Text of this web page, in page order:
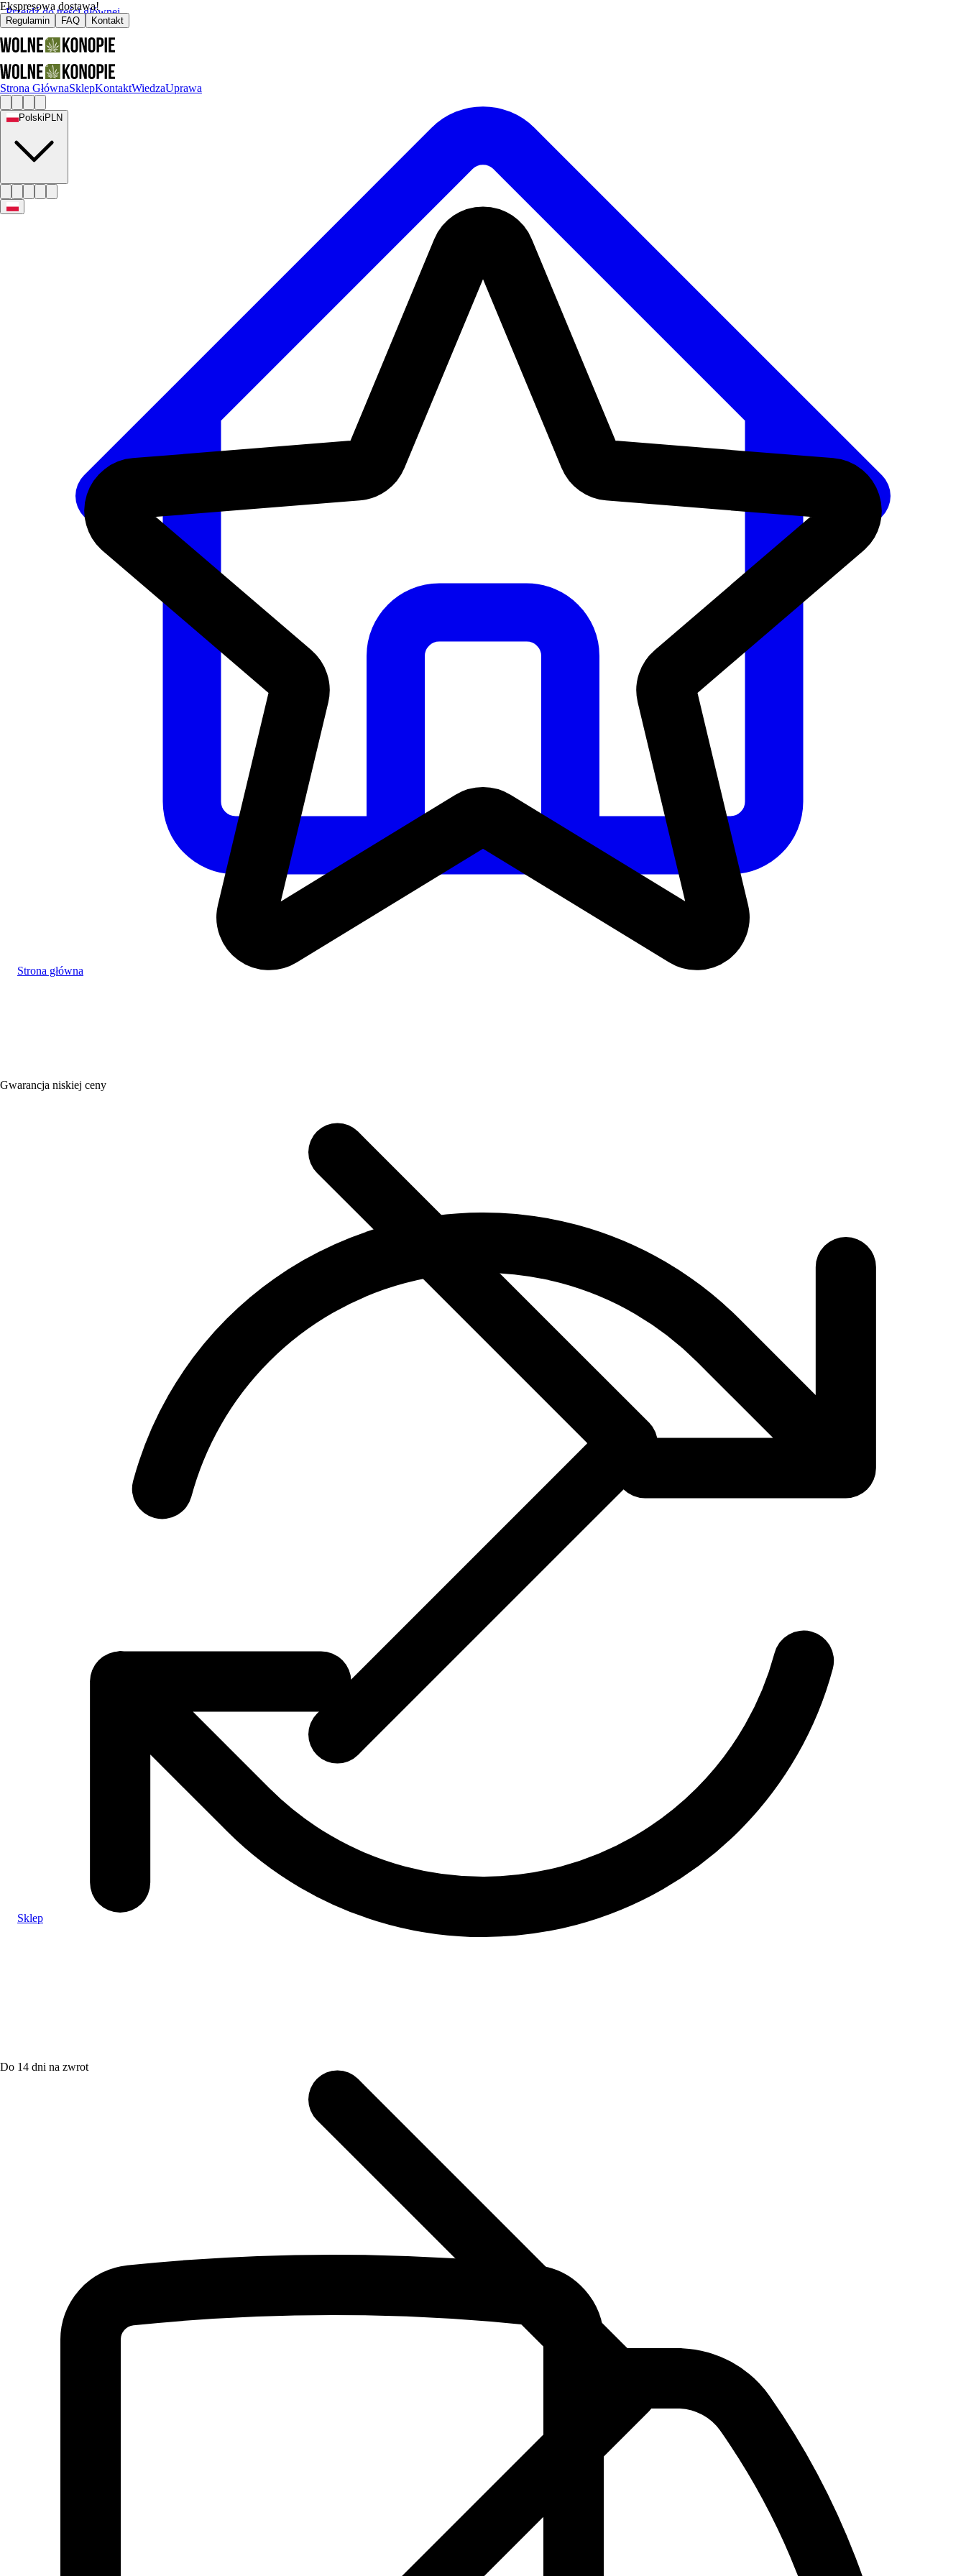
Przejdź do treści głównej
Ekspresowa dostawa!
Regulamin FAQ Kontakt
Strona GłównaSklepKontaktWiedzaUprawa
Polski PLN
Gwarancja niskiej ceny
Do 14 dni na zwrot
Strona główna
Sklep